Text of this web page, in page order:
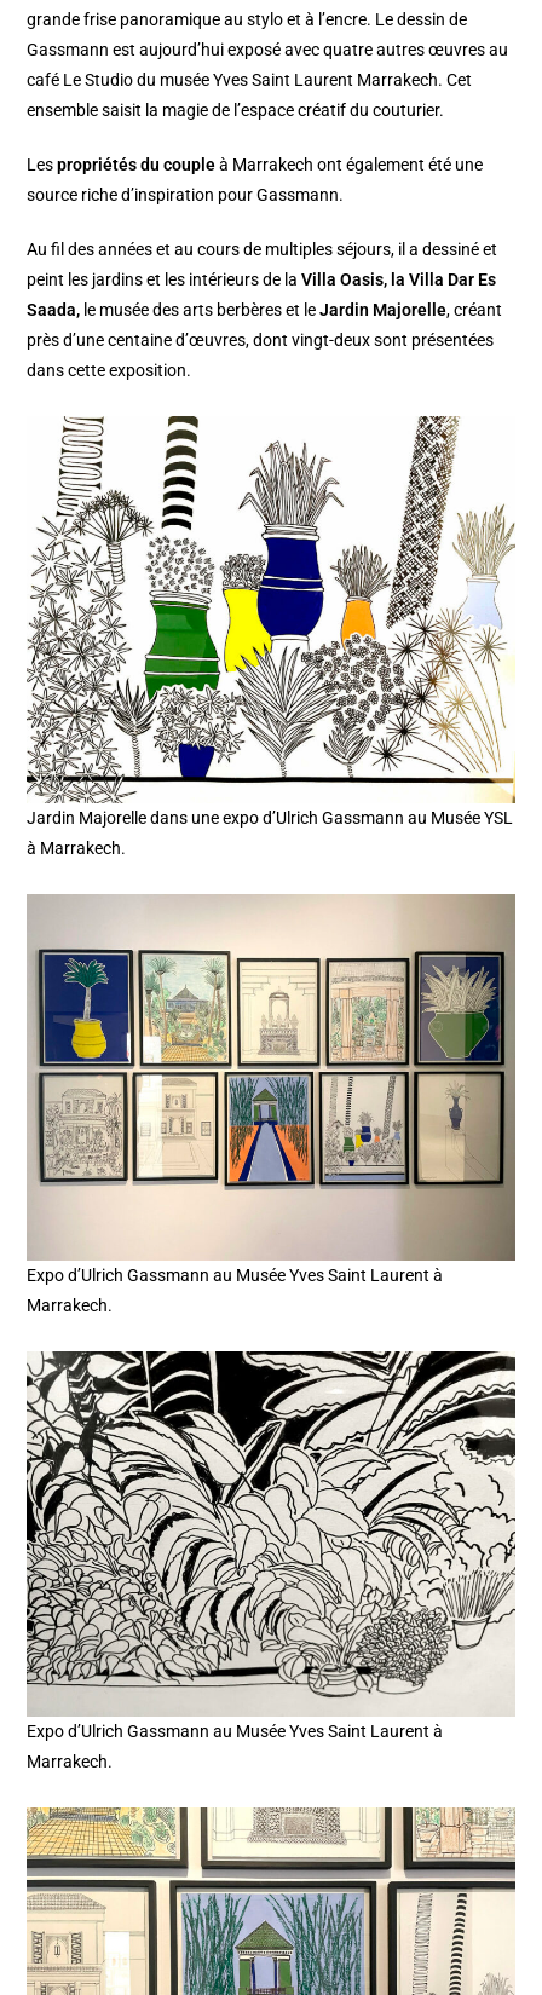
grande frise panoramique au stylo et à l’encre. Le dessin de
Gassmann est aujourd’hui exposé avec quatre autres œuvres au
café Le Studio du musée Yves Saint Laurent Marrakech. Cet
ensemble saisit la magie de l’espace créatif du couturier.
Lespropriétés du coupleà Marrakech ont également été une
source riche d’inspiration pour Gassmann.
Au fil des années et au cours de multiples séjours, il a dessiné et
peint les jardins et les intérieurs de laVilla Oasis, la Villa Dar Es
Saada, le musée des arts berbères et leJardin Majorelle, créant
près d’une centaine d’œuvres, dont vingt-deux sont présentées
dans cette exposition.
Jardin Majorelle dans une expo d’Ulrich Gassmann au Musée YSL
à Marrakech.
Expo d’Ulrich Gassmann au Musée Yves Saint Laurent à
Marrakech.
Expo d’Ulrich Gassmann au Musée Yves Saint Laurent à
Marrakech.